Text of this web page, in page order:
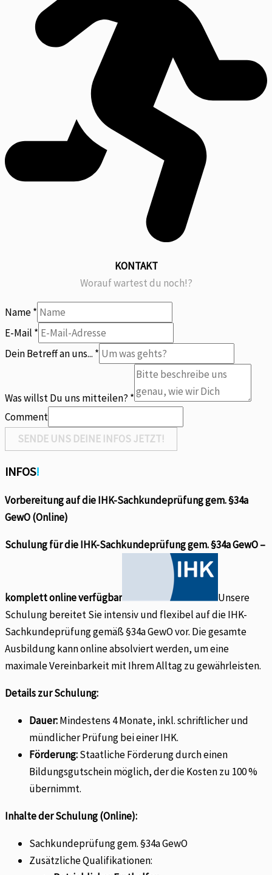
KONTAKT
Worauf wartest du noch!?
Name*
E-Mail *
Dein Betreff an uns... *
Name
Was willst Du uns mitteilen? *
Comment
SENDE UNS DEINE INFOS JETZT!
INFOS!
Vorbereitung auf die IHK-Sachkundeprüfung gem. §34a
GewO (Online)
Schulung für die IHK-Sachkundeprüfung gem. §34a GewO –
komplett online verfügbar
Unsere
Schulung bereitet Sie intensiv und flexibel auf die IHK-
Sachkundeprüfung gemäß §34a GewO vor. Die gesamte
Ausbildung kann online absolviert werden, um eine
maximale Vereinbarkeit mit Ihrem Alltag zu gewährleisten.
Details zur Schulung:
Dauer:Mindestens 4 Monate, inkl. schriftlicher und
mündlicher Prüfung bei einer IHK.
Förderung:Staatliche Förderung durch einen
Bildungsgutschein möglich, der die Kosten zu 100 %
übernimmt.
Inhalte der Schulung (Online):
Sachkundeprüfung gem. §34a GewO
Zusätzliche Qualifikationen: